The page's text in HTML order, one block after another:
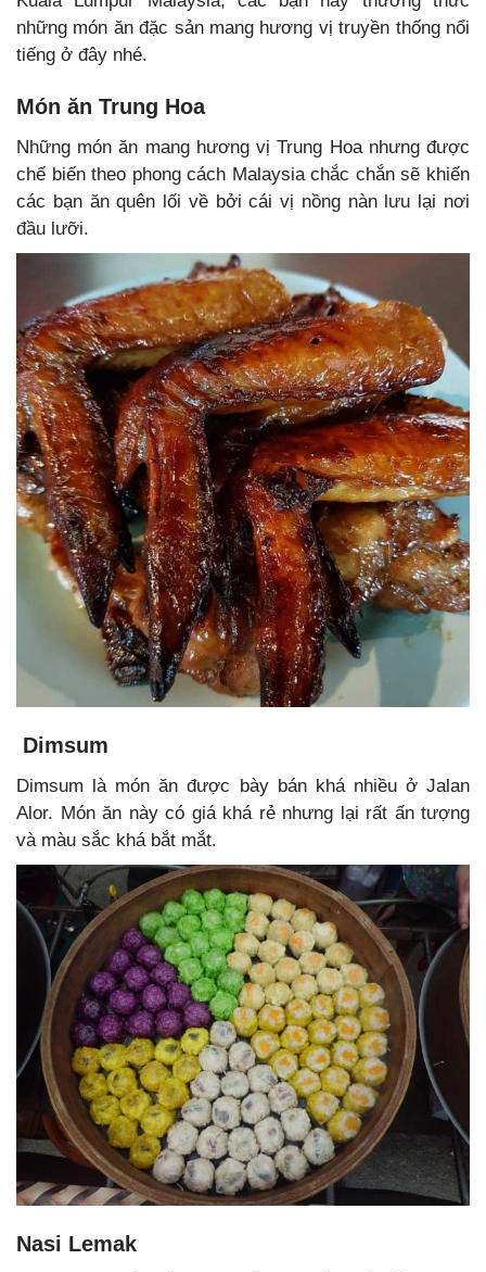
những món ăn đặc sản mang hương vị truyền thống nổi
tiếng ở đây nhé.
Món ăn Trung Hoa
Những món ăn mang hương vị Trung Hoa nhưng được
chế biến theo phong cách Malaysia chắc chắn sẽ khiến
các bạn ăn quên lối về bởi cái vị nồng nàn lưu lại nơi
đầu lưỡi.
Dimsum
Dimsum là món ăn được bày bán khá nhiều ở Jalan
Alor. Món ăn này có giá khá rẻ nhưng lại rất ấn tượng
và màu sắc khá bắt mắt.
Nasi Lemak